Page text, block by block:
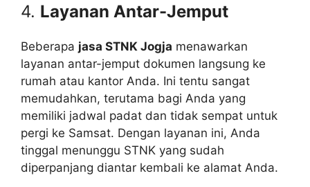
4. Layanan Antar-Jemput
Beberapa jasa STNK Jogja menawarkan
layanan antar-jemput dokumen langsung ke
rumah atau kantor Anda. Ini tentu sangat
memudahkan, terutama bagi Anda yang
memiliki jadwal padat dan tidak sempat untuk
pergi ke Samsat. Dengan layanan ini, Anda
tinggal menunggu STNK yang sudah
diperpanjang diantar kembali ke alamat Anda.